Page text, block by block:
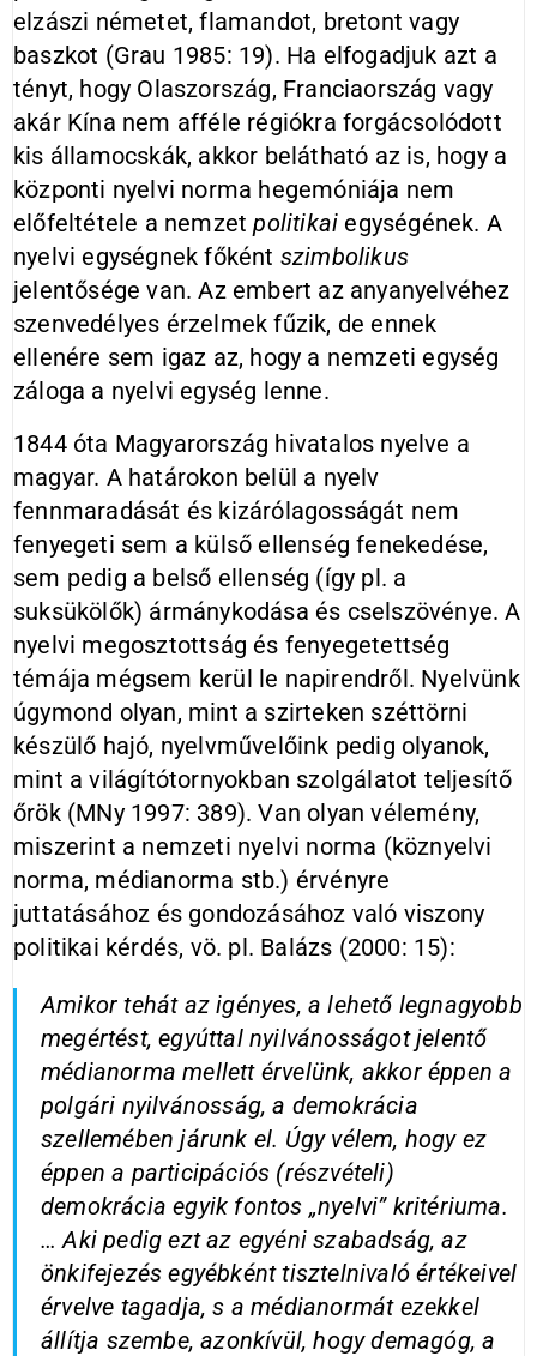
elzászi németet, flamandot, bretont vagy
baszkot (Grau 1985: 19). Ha elfogadjuk azt a
tényt, hogy Olaszország, Franciaország vagy
akár Kína nem afféle régiókra forgácsolódott
kis államocskák, akkor belátható az is, hogy a
központi nyelvi norma hegemóniája nem
előfeltétele a nemzetpolitikai egységének. A
nyelvi egységnek főként szimbolikus
jelentősége van. Az embert az anyanyelvéhez
szenvedélyes érzelmek fűzik, de ennek
ellenére sem igaz az, hogy a nemzeti egység
záloga a nyelvi egység lenne.
1844 óta Magyarország hivatalos nyelve a
magyar. A határokon belül a nyelv
fennmaradását és kizárólagosságát nem
fenyegeti sem a külső ellenség fenekedése,
sem pedig a belső ellenség (így pl. a
suksükölők) ármánykodása és cselszövénye. A
nyelvi megosztottság és fenyegetettség
témája mégsem kerül le napirendről. Nyelvünk
úgymond olyan, mint a szirteken széttörni
készülő hajó, nyelvművelőink pedig olyanok,
mint a világítótornyokban szolgálatot teljesítő
őrök (MNy 1997: 389). Van olyan vélemény,
miszerint a nemzeti nyelvi norma (köznyelvi
norma, médianorma stb.) érvényre
juttatásához és gondozásához való viszony
politikai kérdés, vö. pl. Balázs (2000: 15):
Amikor tehát az igényes, a lehető legnagyobb
megértést, egyúttal nyilvánosságot jelentő
médianorma mellett érvelünk, akkor éppen a
polgári nyilvánosság, a demokrácia
szellemében járunk el. Úgy vélem, hogy ez
éppen a participációs (részvételi)
demokrácia egyik fontos „nyelvi” kritériuma.
… Aki pedig ezt az egyéni szabadság, az
önkifejezés egyébként tisztelnivaló értékeivel
érvelve tagadja, s a médianormát ezekkel
állítja szembe, azonkívül, hogy demagóg, a